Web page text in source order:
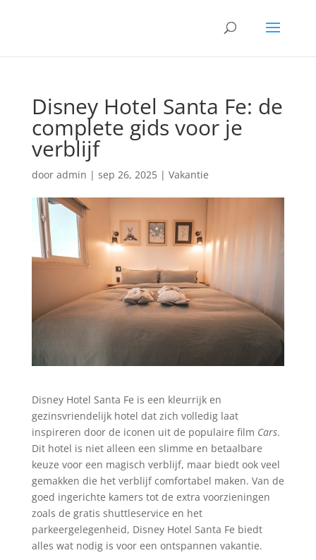
Disney Hotel Santa Fe: de
complete gids voor je
verblijf
door admin | sep 26, 2025| Vakantie
Disney Hotel Santa Fe is een kleurrijk en
gezinsvriendelijk hotel dat zich volledig laat
inspireren door de iconen uit de populaire film Cars.
Dit hotel is niet alleen een slimme en betaalbare
keuze voor een magisch verblijf, maar biedt ook veel
gemakken die het verblijf comfortabel maken. Van de
goed ingerichte kamers tot de extra voorzieningen
zoals de gratis shuttleservice en het
parkeergelegenheid, Disney Hotel Santa Fe biedt
alles wat nodig is voor een ontspannen vakantie.